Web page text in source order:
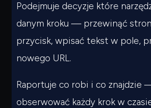
Podejmuje decyzje które
danym kroku — przewinąć
przycisk, wpisać tekst w pole,
nowego URL.
Raportuje co robi i co znajdzie
obserwować każdy krok w